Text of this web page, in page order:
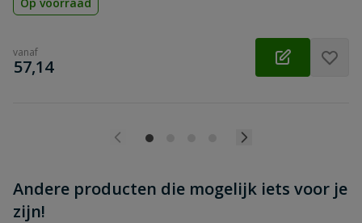
vanaf
€
57,14
Andere producten die mogelijk iets voor je
zijn!